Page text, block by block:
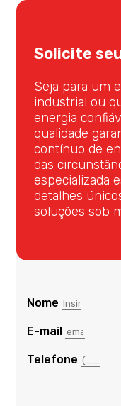
Solicite
Seja para um
industrial ou
energia
qualidade
contínuo de
das
especializada
detalhes
soluções sob
Nome
E-mail
Telefone